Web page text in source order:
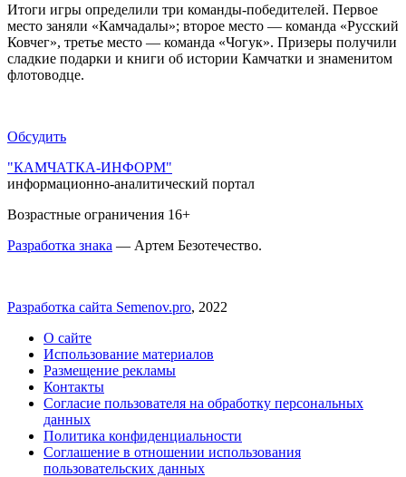
Итоги игры определили три команды-победителей. Первое
место заняли «Камчадалы»; второе место — команда «Русский
Ковчег», третье место — команда «Чогук». Призеры получили
сладкие подарки и книги об истории Камчатки и знаменитом
флотоводце.
Обсудить
"КАМЧАТКА-ИНФОРМ"
информационно-аналитический портал
Возрастные ограничения 16+
Разработка знака — Артем Безотечество.
Разработка сайта Semenov.pro, 2022
О сайте
Использование материалов
Размещение рекламы
Контакты
Согласие пользователя на обработку персональных
данных
Политика конфиденциальности
Соглашение в отношении использования
пользовательских данных